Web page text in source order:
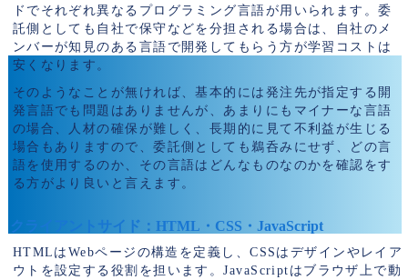
ドでそれぞれ異なるプログラミング言語が用いられます。委
託側としても自社で保守などを分担される場合は、自社のメ
ンバーが知見のある言語で開発してもらう方が学習コストは
安くなります。
そのようなことが無ければ、基本的には発注先が指定する開
発言語でも問題はありませんが、あまりにもマイナーな言語
の場合、人材の確保が難しく、長期的に見て不利益が生じる
場合もありますので、委託側としても鵜呑みにせず、どの言
語を使用するのか、その言語はどんなものなのかを確認をす
る方がより良いと言えます。
クライアントサイド：HTML・CSS・JavaScript
HTMLはWebページの構造を定義し、CSSはデザインやレイア
ウトを設定する役割を担います。JavaScriptはブラウザ上で動